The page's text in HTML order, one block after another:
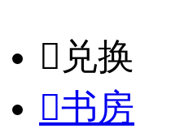
𐈈 兑换
书房